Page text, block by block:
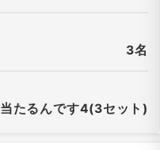
3名
当たるんです4(3セット)